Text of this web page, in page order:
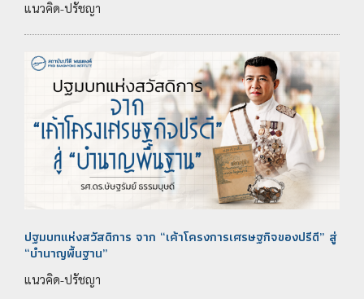
แนวคิด-ปรัชญา
ปฐมบทแห่งสวัสดิการ จาก “เค้าโครงการเศรษฐกิจของปรีดี” สู่
“บำนาญพื้นฐาน”
แนวคิด-ปรัชญา